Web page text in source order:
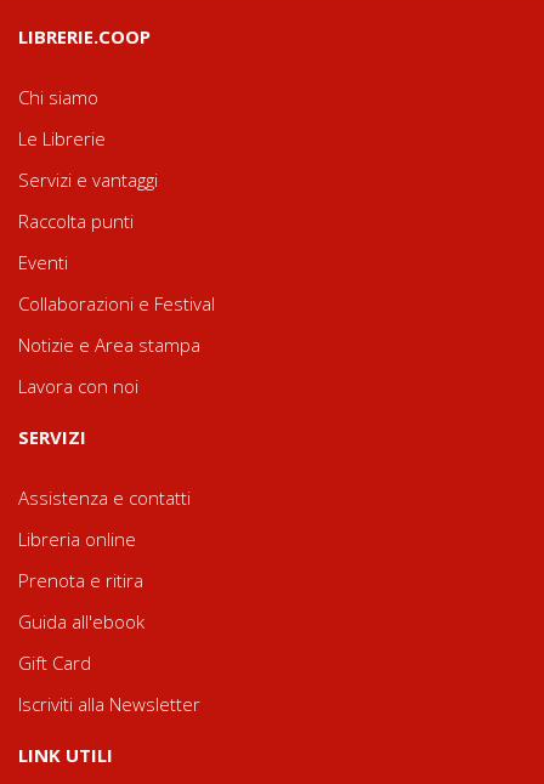
LIBRERIE.COOP
Chi siamo
Le Librerie
Servizi e vantaggi
Raccolta punti
Eventi
Collaborazioni e Festival
Notizie e Area stampa
Lavora con noi
SERVIZI
Assistenza e contatti
Libreria online
Prenota e ritira
Guida all'ebook
Gift Card
Iscriviti alla Newsletter
LINK UTILI